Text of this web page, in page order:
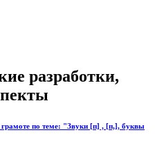
разработки,
грамоте по теме: "Звуки [п] , [п,], буквы